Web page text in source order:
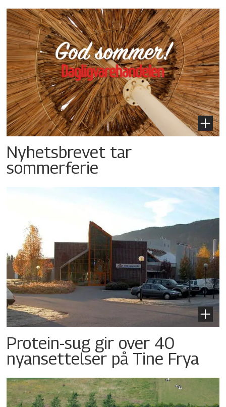
Nyhetsbrevet tar
sommerferie
Protein-sug gir over 40
nyansettelser på Tine Frya